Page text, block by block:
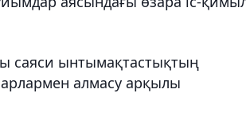
саяси ынтымақтастықтың
алмасу арқылы